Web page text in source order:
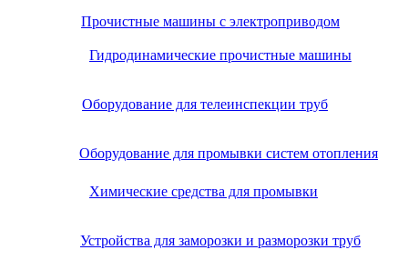
Прочистные машины с электроприводом
Гидродинамические прочистные машины
Оборудование для телеинспекции труб
Оборудование для промывки систем отопления
Химические средства для промывки
Устройства для заморозки и разморозки труб